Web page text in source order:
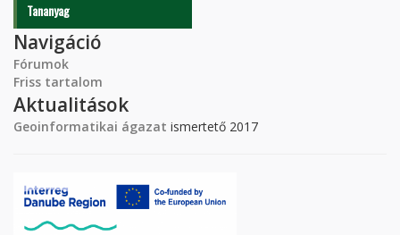
Tananyag
Navigáció
Fórumok
Friss tartalom
Aktualitások
Geoinformatikai ágazat ismertető 2017